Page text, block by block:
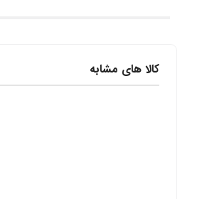
کالا های مشابه